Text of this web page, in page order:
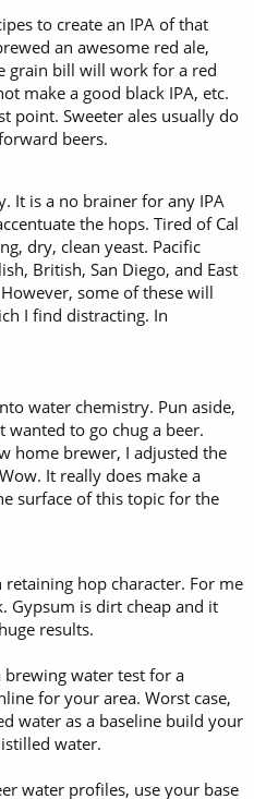
to create an IPA of that
an awesome red ale,
grain bill will work for a red
make a good black IPA, etc.
point. Sweeter ales usually do
beers.
It is a no brainer for any IPA
the hops. Tired of Cal
dry, clean yeast. Pacific
British, San Diego, and East
some of these will
I find distracting. In
water chemistry. Pun aside,
to go chug a beer.
home brewer, I adjusted the
It really does make a
surface of this topic for the
hop character. For me
Gypsum is dirt cheap and it
results.
water test for a
for your area. Worst case,
water as a baseline build your
water.
water profiles, use your base